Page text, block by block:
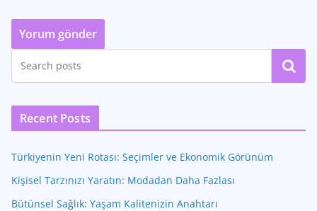
Ara
Recent Posts
Türkiyenin Yeni Rotası: Seçimler ve Ekonomik Görünüm
Kişisel Tarzınızı Yaratın: Modadan Daha Fazlası
Bütünsel Sağlık: Yaşam Kalitenizin Anahtarı